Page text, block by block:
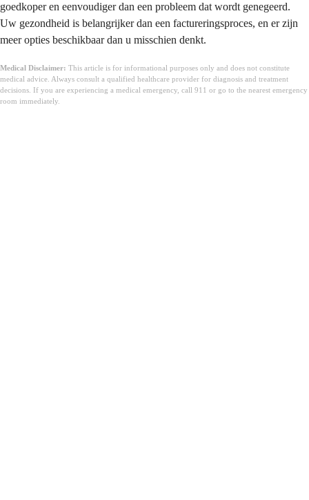
goedkoper en eenvoudiger dan een probleem dat wordt genegeerd.
Uw gezondheid is belangrijker dan een factureringsproces, en er zijn
meer opties beschikbaar dan u misschien denkt.
Medical Disclaimer: This article is for informational purposes only and does not constitute
medical advice. Always consult a qualified healthcare provider for diagnosis and treatment
decisions. If you are experiencing a medical emergency, call 911 or go to the nearest emergency
room immediately.